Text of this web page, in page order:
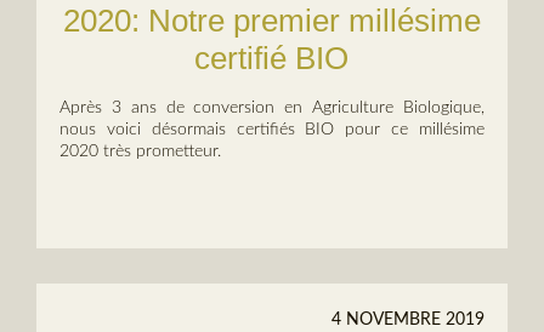
2020: Notre premier millésime
certifié BIO
Après 3 ans de conversion en Agriculture Biologique,
nous voici désormais certifiés BIO pour ce millésime
2020 très prometteur.
4 NOVEMBRE 2019